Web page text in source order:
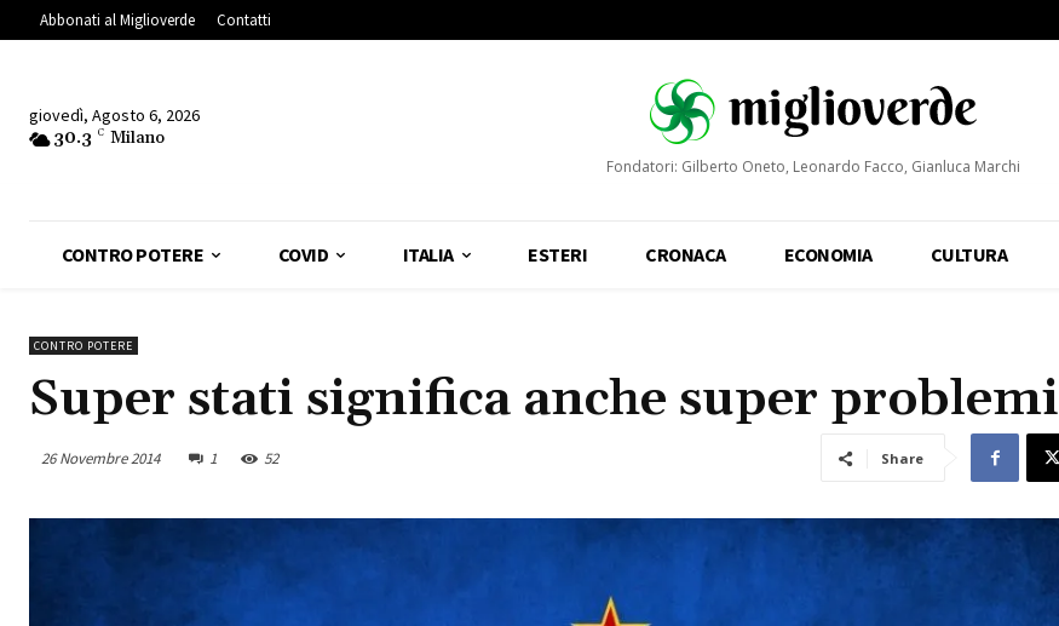
Abbonati al Miglioverde Contatti
giovedì, Agosto 6, 2026
30.3 C Milano
Fondatori: Gilberto Oneto, Leonardo Facco, Gianluca Marchi
CONTRO POTERE COVID ITALIA ESTERI CRONACA ECONOMIA CULTURA
CONTRO POTERE
Super stati significa anche super problemi
26 Novembre 2014 1 52 Share